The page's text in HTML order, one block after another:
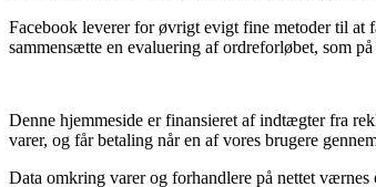
Facebook leverer for øvrigt evigt fine metoder til at
sammensætte en evaluering af ordreforløbet, som
Denne hjemmeside er finansieret af indtægter fra
varer, og får betaling når en af vores brugere
Data omkring varer og forhandlere på nettet